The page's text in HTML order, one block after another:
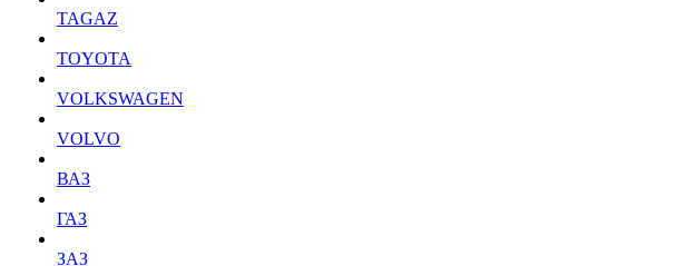
TAGAZ
TOYOTA
VOLKSWAGEN
VOLVO
ВАЗ
ГАЗ
ЗАЗ